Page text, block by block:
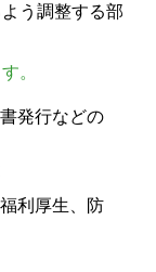
う調整する部
。
発行などの
利厚生、防